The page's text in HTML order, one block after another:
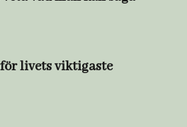
livets viktigaste